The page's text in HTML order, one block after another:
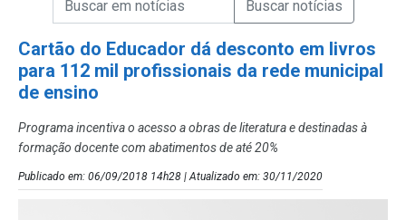
Cartão do Educador dá desconto em livros
para 112 mil profissionais da rede municipal
de ensino
Programa incentiva o acesso a obras de literatura e destinadas à
formação docente com abatimentos de até 20%
Publicado em: 06/09/2018 14h28 | Atualizado em: 30/11/2020